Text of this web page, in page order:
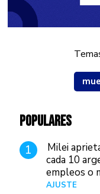
POPULARES
1
Milei
cada 10
empleos o
AJUSTE